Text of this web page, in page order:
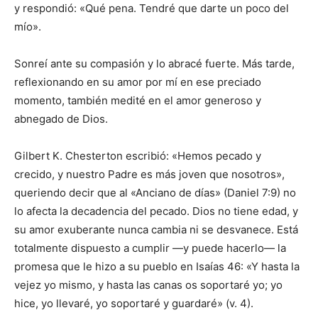
y respondió: «Qué pena. Tendré que darte un poco del
mío».
Sonreí ante su compasión y lo abracé fuerte. Más tarde,
reflexionando en su amor por mí en ese preciado
momento, también medité en el amor generoso y
abnegado de Dios.
Gilbert K. Chesterton escribió: «Hemos pecado y
crecido, y nuestro Padre es más joven que nosotros»,
queriendo decir que al «Anciano de días» (Daniel 7:9) no
lo afecta la decadencia del pecado. Dios no tiene edad, y
su amor exuberante nunca cambia ni se desvanece. Está
totalmente dispuesto a cumplir —y puede hacerlo— la
promesa que le hizo a su pueblo en Isaías 46: «Y hasta la
vejez yo mismo, y hasta las canas os soportaré yo; yo
hice, yo llevaré, yo soportaré y guardaré» (v. 4).